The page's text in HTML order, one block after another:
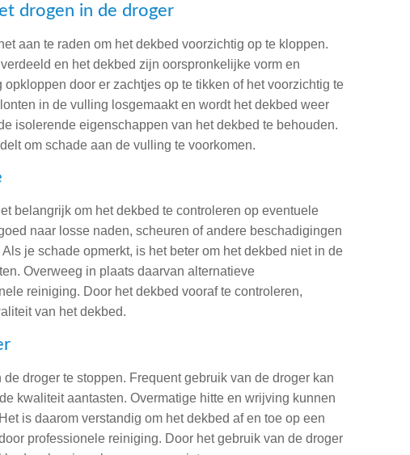
drogen in de droger
aan te raden om het dekbed voorzichtig op te kloppen.
en het dekbed zijn oorspronkelijke vorm en
door er zachtjes op te tikken of het voorzichtig te
in de vulling losgemaakt en wordt het dekbed weer
isolerende eigenschappen van het dekbed te behouden.
om schade aan de vulling te voorkomen.
belangrijk om het dekbed te controleren op eventuele
naar losse naden, scheuren of andere beschadigingen
je schade opmerkt, is het beter om het dekbed niet in de
Overweeg in plaats daarvan alternatieve
reiniging. Door het dekbed vooraf te controleren,
van het dekbed.
droger te stoppen. Frequent gebruik van de droger kan
kwaliteit aantasten. Overmatige hitte en wrijving kunnen
is daarom verstandig om het dekbed af en toe op een
professionele reiniging. Door het gebruik van de droger